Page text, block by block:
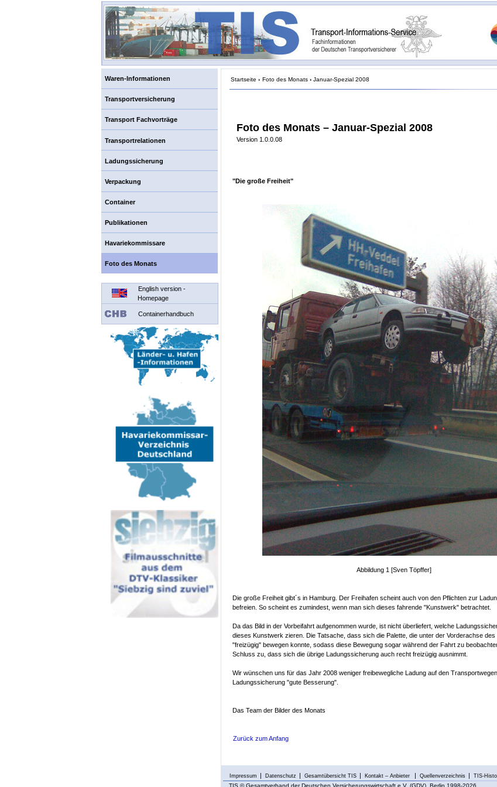
Waren-Informationen
Transportversicherung
Transport Fachvorträge
Transportrelationen
Ladungssicherung
Verpackung
Container
Publikationen
Havariekommissare
Foto des Monats
English version -
Homepage
Containerhandbuch
Startseite › Foto des Monats › Januar-Spezial 2008
Foto des Monats – Januar-Spezial 2008
Version 1.0.0.08
"Die große Freiheit"
Abbildung 1 [Sven Töpffer]
Die große Freiheit gibt´s in Hamburg. Der Freihafen scheint auch von den Pflichten zur
befreien. So scheint es zumindest, wenn man sich dieses fahrende "Kunstwerk" betrachtet.
Da das Bild in der Vorbeifahrt aufgenommen wurde, ist nicht überliefert, welche
dieses Kunstwerk zieren. Die Tatsache, dass sich die Palette, die unter der Vorderachse des
"freizügig" bewegen konnte, sodass diese Bewegung sogar während der Fahrt zu
Schluss zu, dass sich die übrige Ladungssicherung auch recht freizügig ausnimmt.
Wir wünschen uns für das Jahr 2008 weniger freibewegliche Ladung auf den
Ladungssicherung "gute Besserung".
Das Team der Bilder des Monats
Zurück zum Anfang
Impressum Datenschutz Gesamtübersicht TIS Kontakt – Anbieter Quellenverzeichnis TIS-
TIS © Gesamtverband der Deutschen Versicherungswirtschaft e.V. (GDV), Berlin 1998-2026